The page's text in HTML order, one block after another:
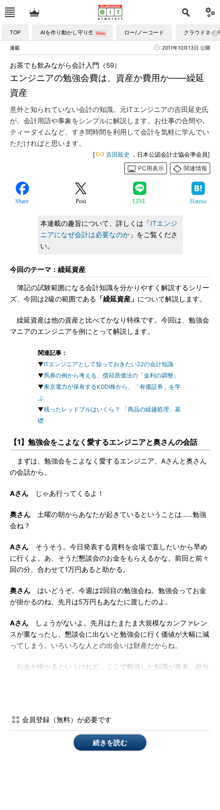
TOP AIを作り動かし守り生かす ロー/ノーコード クラウドネイ
連載 2011年10月13日 公開
エンジニアの勉強会費は、資産か費用か――繰延
資産
お茶でも飲みながら会計入門（59）
意外と知られていない会計の知識。元ITエンジニアの吉田延史氏
が、会計用語や事象をシンプルに解説します。お仕事の合間や､
ティータイムなど、すき間時間を利用して会計を気軽に学んでい
ただければと思います。
[ 吉田延史
，日本公認会計士協会準会員]
PC用表示
関連情報
Share Post LINE Hatena
本連載の趣旨について、詳しくは「ITエンジ
ニアになぜ会計は必要なのか」をご覧くださ
い。
今回のテーマ：繰延資産
簿記の試験範囲になる会計知識を分かりやすく解説するシリー
ズ、今回は2級の範囲である 「繰延資産」 について解説します。
繰延資産は他の資産と比べてかなり特殊です。今回は、勉強会
マニアのエンジニアを例にとって解説します。
関連記事：
▼ITエンジニアとして知っておきたい22の会計知識
▼馬券の例から考える、償却原価法の「金利の調整」
▼東京電力が保有するKDDI株から、「有価証券」を学
ぶ
▼残ったレッドブルはいくら？ 「商品の繰越処理」基
礎
【1】勉強会をこよなく愛するエンジニアと奥さんの会話
まずは、勉強会をこよなく愛するエンジニア、Aさんと奥さん
の会話から。
Aさん じゃあ行ってくるよ！
奥さん 土曜の朝からあなたが起きているということは……勉強
会ね？
Aさん そうそう。今日発表する資料を会場で直したいから早め
に行くよ。あ、そうだ懇談会のお金をもらえるかな。前回と前々
回の分、合わせて1万円あると助かる。
奥さん はいどうぞ。今週は2回目の勉強会ね。勉強会ってお金
が掛かるのね。先月は5万円もあなたに渡したのよ。
Aさん しょうがないよ。先月はたまたま大規模なカンファレン
スが重なったし、懇談会に出ないと勉強会に行く価値が大幅に減
ってしまう。いろいろな人との出会いは財産だからね。
お金が掛かるというけれど、ここで勉強した知識が将来、自分
古の自動車が1台買えるのよ。勉強したって形に残るわけじゃな
いのに……。
会員登録（無料）が必要です
続きを読む